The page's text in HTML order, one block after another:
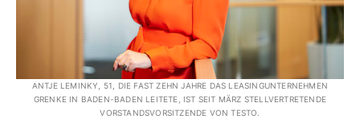
ANTJE LEMINKY, 51, DIE FAST ZEHN JAHRE DAS LEASINGUNTERNEHMEN
GRENKE IN BADEN-BADEN LEITETE, IST SEIT MÄRZ STELLVERTRETENDE
VORSTANDSVORSITZENDE VON TESTO.